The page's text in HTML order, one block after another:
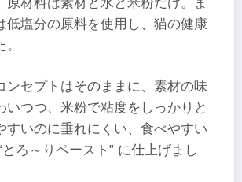
原材料は素材と水と米粉だけ。ま
低塩分の原料を使用し、猫の健康
ンセプトはそのままに、素材の味
いつつ、米粉で粘度をしっかりと
すいのに垂れにくい、食べやすい
ろ～りペースト” に仕上げまし